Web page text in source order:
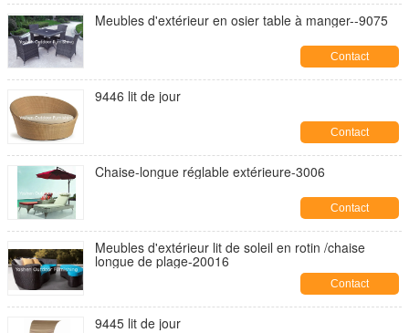
Meubles d'extérieur en osier table à manger--9075
Contact
9446 lit de jour
Contact
Chaise-longue réglable extérieure-3006
Contact
Meubles d'extérieur lit de soleil en rotin /chaise
longue de plage-20016
Contact
9445 lit de jour